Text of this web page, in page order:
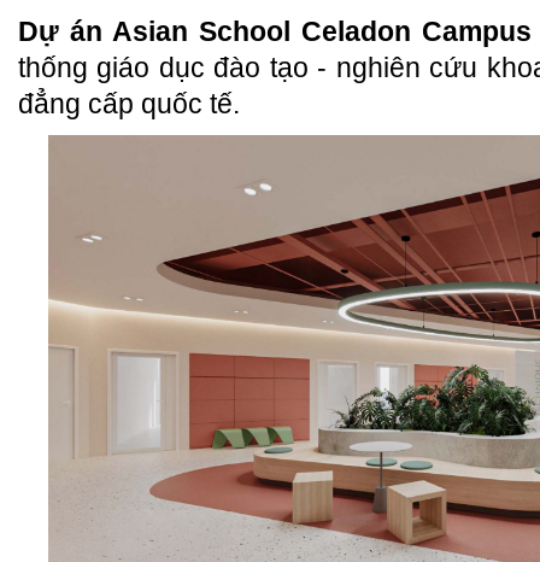
Dự án Asian School Celadon Campus
thống giáo dục đào tạo - nghiên cứu
đẳng cấp quốc tế.